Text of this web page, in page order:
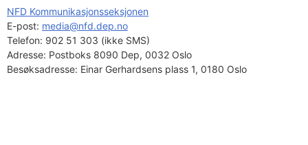
NFD Kommunikasjonsseksjonen
E-post: media@nfd.dep.no
Telefon: 902 51 303 (ikke SMS)
Adresse: Postboks 8090 Dep, 0032 Oslo
Besøksadresse: Einar Gerhardsens plass 1, 0180 Oslo